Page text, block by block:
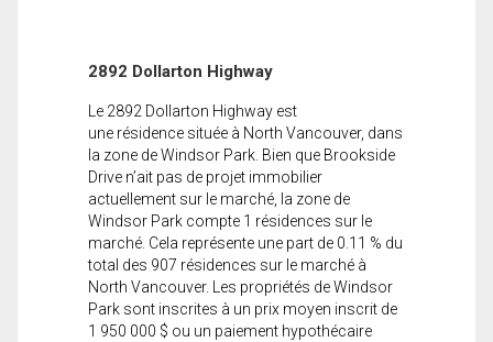
2892 Dollarton Highway
Le 2892 Dollarton Highway est
une résidence située à North Vancouver, dans
la zone de Windsor Park. Bien que Brookside
Drive n’ait pas de projet immobilier
actuellement sur le marché, la zone de
Windsor Park compte 1 résidences sur le
marché. Cela représente une part de 0.11 % du
total des 907 résidences sur le marché à
North Vancouver. Les propriétés de Windsor
Park sont inscrites à un prix moyen inscrit de
1 950 000 $ ou un paiement hypothécaire